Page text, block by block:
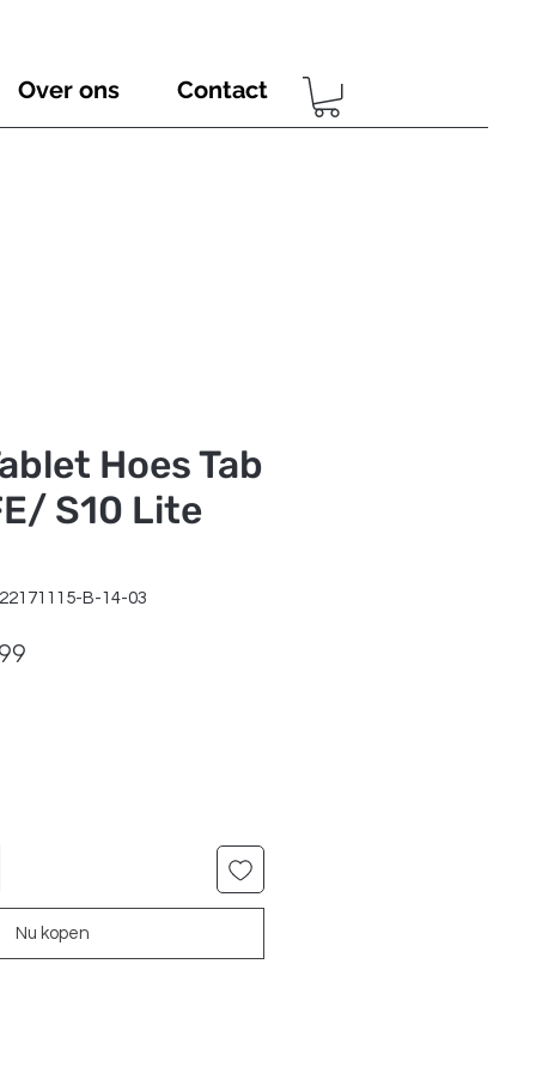
Over ons Contact
Hoes Tab
S10 Lite
B-14-03
Nu kopen